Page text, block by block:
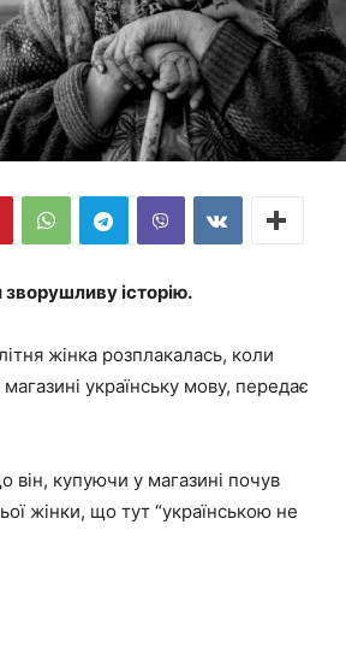
історію.
жінка розплакалась, коли
українську мову, передає
він, купуючи у магазині почув
жінки, що тут “українською не